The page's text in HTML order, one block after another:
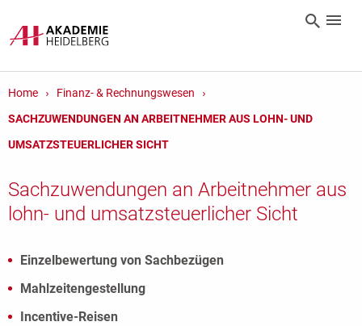
Home
Finanz- & Rechnungswesen
SACHZUWENDUNGEN AN ARBEITNEHMER AUS LOHN- UND
UMSATZSTEUERLICHER SICHT
Sachzuwendungen an Arbeitnehmer aus
lohn- und umsatzsteuerlicher Sicht
Einzelbewertung von Sachbezügen
Mahlzeitengestellung
Incentive-Reisen